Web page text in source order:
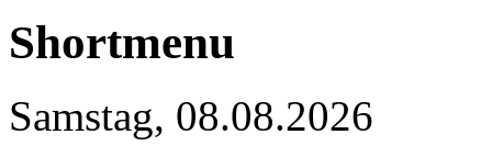
Shortmenu
Samstag, 08.08.2026